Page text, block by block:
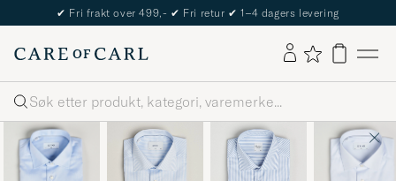
✔ Fri frakt over 499,- ✔ Fri retur ✔ 1–4 dagers levering
Søk